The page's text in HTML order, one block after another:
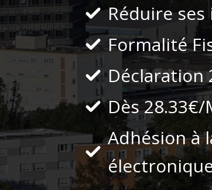
Réduire
Formalité
Déclaration
Dès 28.33€/
Adhésion à